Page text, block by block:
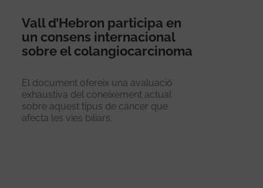
Vall d’Hebron participa en
un consens internacional
sobre el colangiocarcinoma
El document ofereix una avaluació
exhaustiva del coneixement actual
sobre aquest tipus de càncer que
afecta les vies biliars.